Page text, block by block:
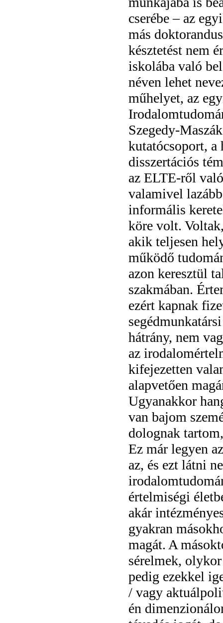
cserébe – az
más
késztetést nem
iskolába való
néven lehet
műhelyet, az
Szegedy-
kutatócsoport, a
disszertációs
az ELTE-ről
valamivel
informális
köre volt.
akik teljesen
működő
azon keresztül
szakmában.
ezért kapnak
hátrány, nem
az
kifejezetten
alapvetően
Ugyanakkor
van bajom
dolognak
Ez már legyen
az, és ezt látni
értelmiségi
akár
gyakran
magát. A
sérelmek,
pedig ezekkel
/ vagy
én